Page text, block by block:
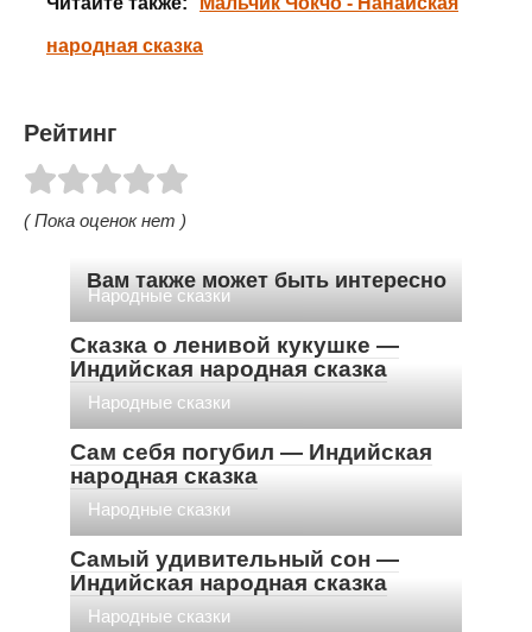
народная сказка
Рейтинг
( Пока оценок нет )
Вам также может быть интересно
Народные сказки
Сказка о ленивой кукушке —
Индийская народная сказка
Народные сказки
Сам себя погубил — Индийская
народная сказка
Народные сказки
Самый удивительный сон —
Индийская народная сказка
Народные сказки